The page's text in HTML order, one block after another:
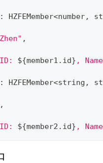
: HZFEMember<number,
,
ID: ${member1 . id} ,
: HZFEMember<string ,
,
ID: ${member2 . id} ,